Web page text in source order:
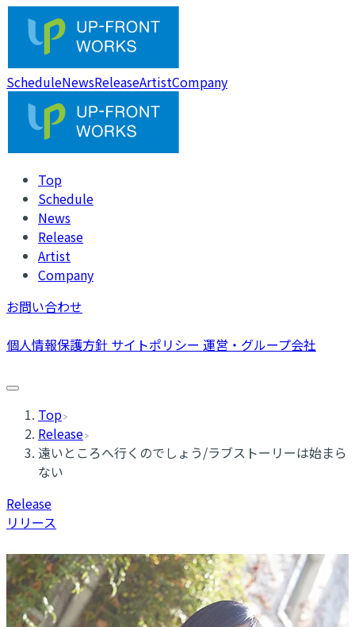
ScheduleNewsReleaseArtistCompany
Top
Schedule
News
Release
Artist
Company
お問い合わせ
個人情報保護方針 サイトポリシー 運営・グループ会社
Top
Release
遠いところへ行くのでしょう/ラブストーリーは始まら
ない
Release
リリース